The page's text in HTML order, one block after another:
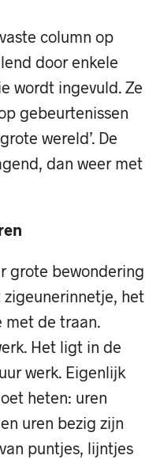
column op
door enkele
wordt ingevuld. Ze
gebeurtenissen
wereld’. De
dan weer met
grote bewondering
zigeunerinnetje, het
met de traan.
Het ligt in de
werk. Eigenlijk
heten: uren
uren bezig zijn
puntjes, lijntjes